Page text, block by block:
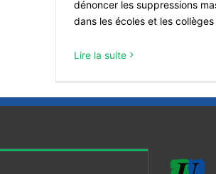
dénoncer les suppressions
dans les écoles et les
Lire la suite